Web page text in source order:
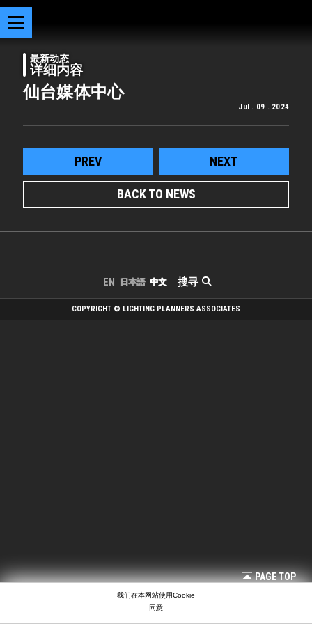
最新动态
详细内容
仙台媒体中心
Jul . 09 . 2024
PREV NEXT
BACK TO NEWS
搜寻
EN 日本語 中文
PAGE TOP
COPYRIGHT © LIGHTING PLANNERS ASSOCIATES
我们在本网站使用Cookie
同意